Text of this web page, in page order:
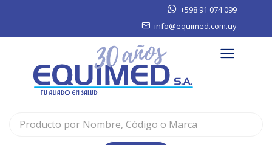
+598 91 074 099
info@equimed.com.uy